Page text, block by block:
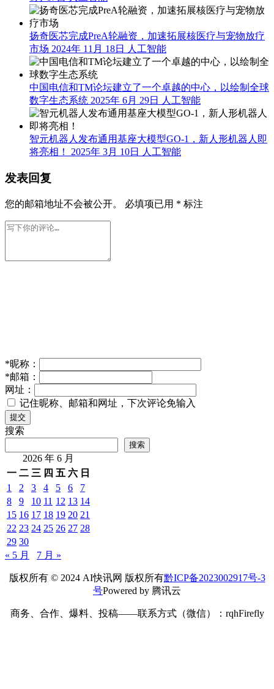
扬奇医芯完成PreA轮融资，加速拓展核医疗与宠物放疗
市场 2024年 11月 18日 人工智能
中国电信和TM论坛建立了一个卓越的中心，以绘制全球
数字生态系统 2025年 6月 29日 人工智能
智元机器人发布通用基座大模型GO-1，新人形机器人即
将亮相！ 2025年 3月 10日 人工智能
发表回复
您的邮箱地址不会被公开。 必填项已用 * 标注
*昵称：
*邮箱：
网址：
记住昵称、邮箱和网址，下次评论免输入
提交
搜索
搜索
2026 年 6 月
一 二 三 四 五 六 日
1
2 3 4 5 6
7
8
9 10 11 12 13 14
15 16 17 18 19 20 21
22 23 24 25 26 27 28
29 30
« 5 月
7 月 »
版权所有 © 2024 AI快讯网 版权所有黔ICP备2023002917号-3
号Powered by 腾讯云
商务、合作、爆料、投稿——联系方式（微信）：rqhFirefly